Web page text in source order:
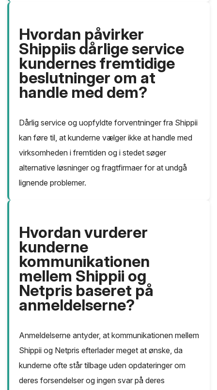
Hvordan påvirker
Shippiis dårlige service
kundernes fremtidige
beslutninger om at
handle med dem?
Dårlig service og uopfyldte forventninger fra Shippii
kan føre til, at kunderne vælger ikke at handle med
virksomheden i fremtiden og i stedet søger
alternative løsninger og fragtfirmaer for at undgå
lignende problemer.
Hvordan vurderer
kunderne
kommunikationen
mellem Shippii og
Netpris baseret på
anmeldelserne?
Anmeldelserne antyder, at kommunikationen mellem
Shippii og Netpris efterlader meget at ønske, da
kunderne ofte står tilbage uden opdateringer om
deres forsendelser og ingen svar på deres